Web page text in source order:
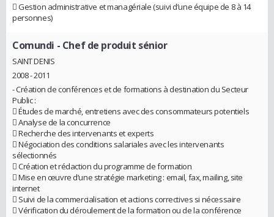
 Gestion administrative et managériale (suivi d’une équipe de 8 à 14
personnes)
Comundi - Chef de produit sénior
SAINT DENIS
2008 - 2011
- Création de conférences et de formations à destination du Secteur
Public :
 Études de marché, entretiens avec des consommateurs potentiels
 Analyse de la concurrence
 Recherche des intervenants et experts
 Négociation des conditions salariales avec les intervenants
sélectionnés
 Création et rédaction du programme de formation
 Mise en œuvre d’une stratégie marketing : email, fax, mailing, site
internet
 Suivi de la commercialisation et actions correctives si nécessaire
 Vérification du déroulement de la formation ou de la conférence